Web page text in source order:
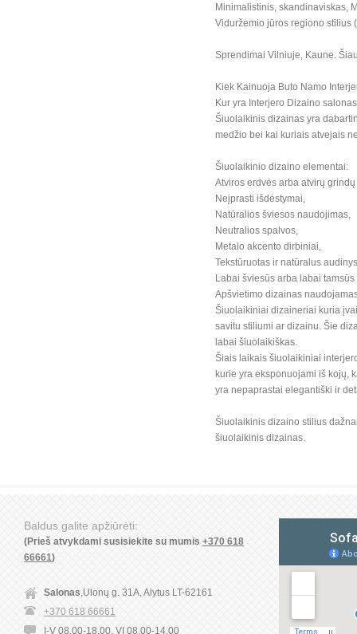
Minimalistinis, skandinaviskas,
Viduržemio jūros regiono stilius
Sprendimai Vilniuje, Kaune.
Kiek Kainuoja Buto Namo
Kur yra Interjero Dizaino
Šiuolaikinis dizainas yra
medžio bei kai kuriais atvejais
Šiuolaikinio dizaino elementai:
Atviros erdvės arba atvirų
Neįprasti išdėstymai,
Natūralios šviesos naudojimas,
Neutralios spalvos,
Metalo akcento dirbiniai,
Tekstūruotas ir natūralus
Labai šviesūs arba labai
Apšvietimo dizainas
Šiuolaikiniai dizaineriai kuria
savitu stiliumi ar dizainu. Šie
labai šiuolaikiškas.
Šiais laikais šiuolaikiniai
kurie yra eksponuojami iš kojų,
yra nepaprastai elegantiški ir
Šiuolaikinis dizaino stilius
šiuolaikinis dizainas.
Baldus galite apžiūrėti:
(Prieš atvykdami susisiekite su mumis +370 618
66661)
Salonas,Ulonų g. 31A, Alytus LT-62161
+370 618 66661
I-V 08.00-18.00, VI 08.00-14.00